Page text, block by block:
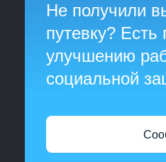
Не получили
путевку?
улучшению
социальной